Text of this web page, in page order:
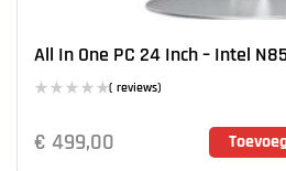
All In One PC 24 Inch – Intel
( reviews)
€ 499,00